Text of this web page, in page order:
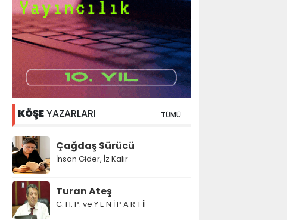
KÖŞEYAZARLARI TÜMÜ
Çağdaş Sürücü
İnsan Gider, İz Kalır
Turan Ateş
C. H. P. ve Y E N İ P A R T İ